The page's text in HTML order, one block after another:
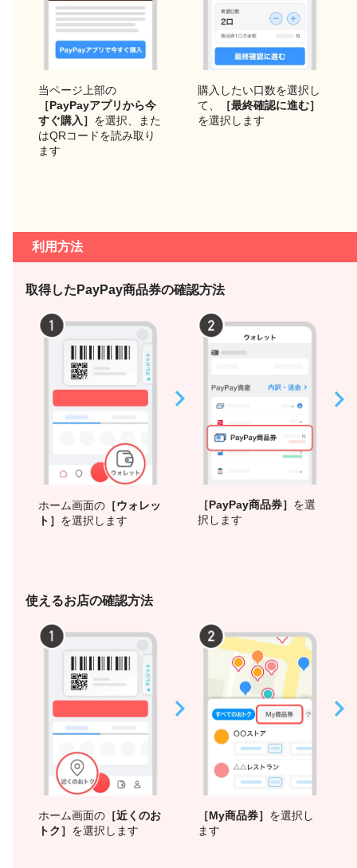
当ページ上部の
［PayPayアプリから今
すぐ購入］ を選択、また
はQRコードを読み取り
ます
購入したい口数を選択し
て、
［最終確認に進む］
を選択します
利用方法
取得したPayPay商品券の確認方法
ホーム画面の ［ウォレッ
ト］ を選択します
［PayPay商品券］ を選
択します
使えるお店の確認方法
ホーム画面の ［近くのお
トク］ を選択します
［My商品券］ を選択し
ます